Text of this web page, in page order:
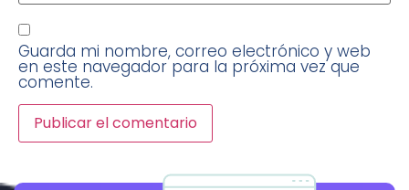
Guarda mi nombre, correo electrónico y web
en este navegador para la próxima vez que
comente.